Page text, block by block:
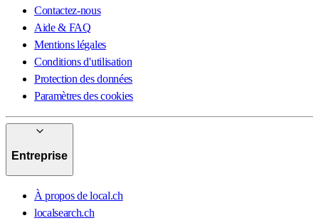
Contactez-nous
Aide & FAQ
Mentions légales
Conditions d'utilisation
Protection des données
Paramètres des cookies
Entreprise
À propos de local.ch
localsearch.ch